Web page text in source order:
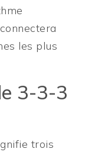
les plus
3-3-3
trois